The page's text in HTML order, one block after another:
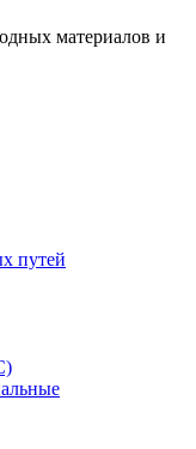
материалов и
путей